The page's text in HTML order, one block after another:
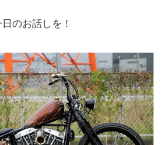
のお話しを！